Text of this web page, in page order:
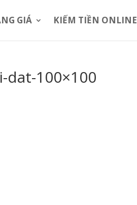
GIÁ KIẾM TIỀN ONLINE
dat-100×100